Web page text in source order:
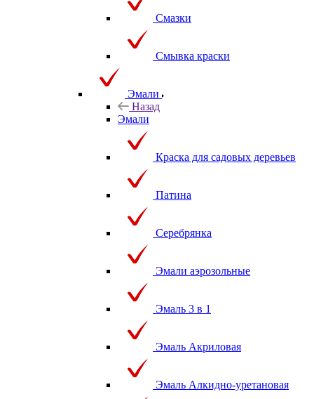
Смазки
Смывка краски
Эмали
Назад
Эмали
Краска для садовых деревьев
Патина
Серебрянка
Эмали аэрозольные
Эмаль 3 в 1
Эмаль Акриловая
Эмаль Алкидно-уретановая